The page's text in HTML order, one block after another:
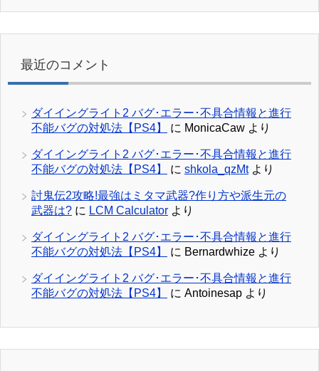
最近のコメント
ダイイングライト2 バグ･エラー･不具合情報と進行
不能バグの対処法【PS4】
に MonicaCaw より
ダイイングライト2 バグ･エラー･不具合情報と進行
不能バグの対処法【PS4】
に shkola_qzMtより
討鬼伝2攻略!最強はミタマ武器?作り方や派生元の
武器は? に LCM Calculator より
ダイイングライト2 バグ･エラー･不具合情報と進行
不能バグの対処法【PS4】
に Bernardwhize より
ダイイングライト2 バグ･エラー･不具合情報と進行
不能バグの対処法【PS4】
に Antoinesap より